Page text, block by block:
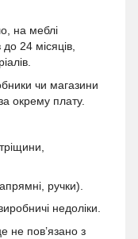
на меблі
до 24 місяців,
чи магазини
окрему плату.
ручки).
недоліки.
не пов’язано з